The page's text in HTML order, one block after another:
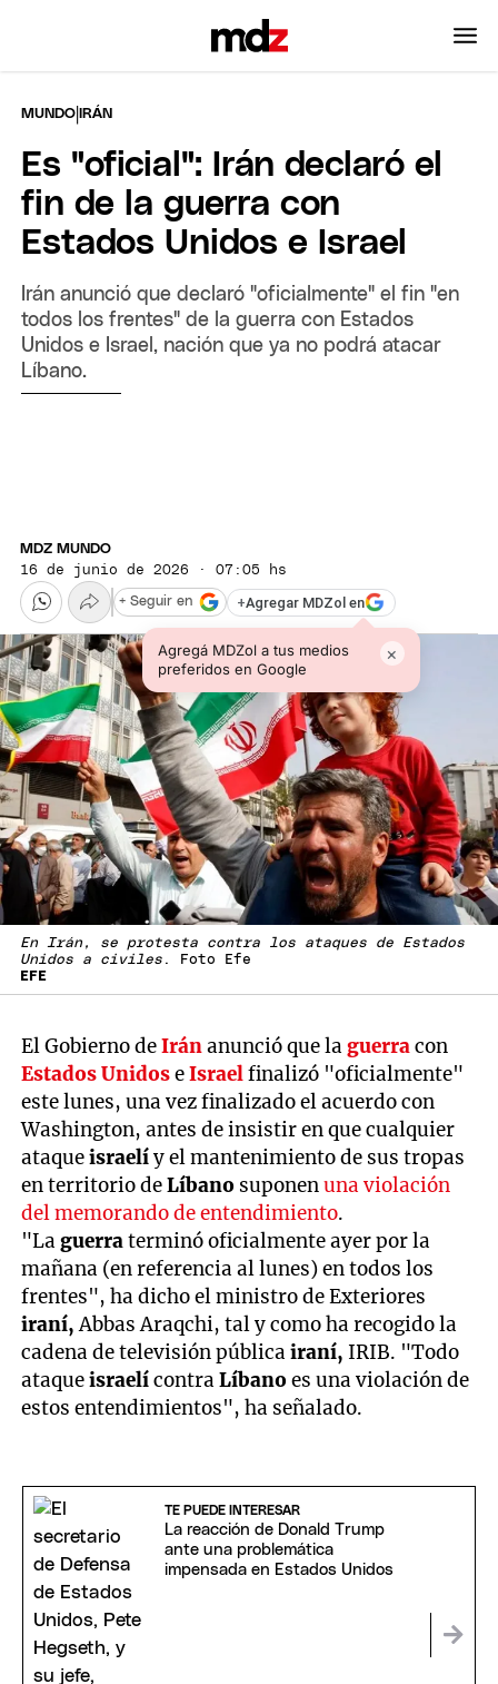
MUNDO | IRÁN
Es "oficial": Irán declaró el
fin de la guerra con
Estados Unidos e Israel
Irán anunció que declaró "oficialmente" el fin "en
todos los frentes" de la guerra con Estados
Unidos e Israel, nación que ya no podrá atacar
Líbano.
MDZ MUNDO
16 de junio de 2026 · 07:05 hs
+Agregar MDZol en
Agregá MDZol a tus medios
preferidos en Google
×
+ Seguir en
En Irán, se protesta contra los ataques de Estados
Unidos a civiles . Foto Efe
EFE
El Gobierno deIránanunció que laguerracon
Estados UnidoseIsraelfinalizó "oficialmente"
este lunes, una vez finalizado el acuerdo con
Washington, antes de insistir en que cualquier
ataqueisraelíy el mantenimiento de sus tropas
en territorio deLíbano suponenuna violación
del memorando de entendimiento.
"Laguerraterminó oficialmente ayer por la
mañana (en referencia al lunes) en todos los
frentes", ha dicho el ministro de Exteriores
iraní,Abbas Araqchi, tal y como ha recogido la
cadena de televisión públicairaní, IRIB. "Todo
ataqueisraelícontraLíbanoes una violación de
estos entendimientos", ha señalado.
TE PUEDE INTERESAR
La reacción de Donald Trump
ante una problemática
impensada en Estados Unidos